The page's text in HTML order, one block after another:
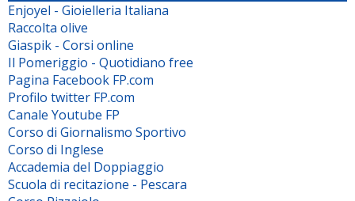
Enjoyel - Gioielleria Italiana
Raccolta olive
Giaspik - Corsi online
Il Pomeriggio - Quotidiano free
Pagina Facebook FP.com
Profilo twitter FP.com
Canale Youtube FP
Corso di Giornalismo Sportivo
Corso di Inglese
Accademia del Doppiaggio
Scuola di recitazione - Pescara